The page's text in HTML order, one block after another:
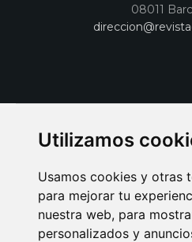
Utilizamos
Usamos cookies y otras
para mejorar tu
nuestra web, para
personalizados y
08011